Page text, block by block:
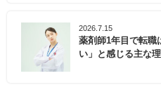
2026.7.15
薬剤師1年目で転職
い」と感じる主な